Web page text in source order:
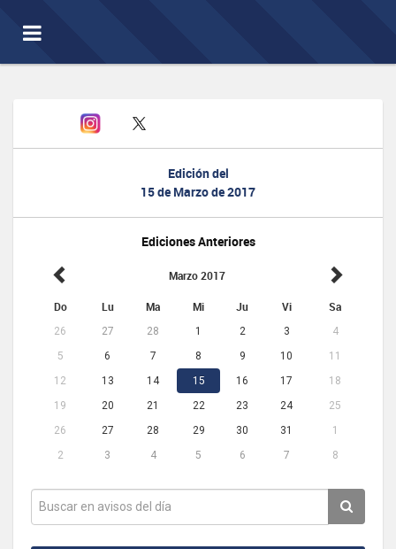
Toggle
navigation
Edición del
15 de Marzo de 2017
Ediciones Anteriores
Marzo 2017
Do Lu Ma Mi Ju Vi Sa
26 27 28 1 2 3
4
5
6 7 8 9 10
11
12
13 14 15 16 17
18
19
20 21 22 23 24
25
26
27 28 29 30 31
1
2
3 4 5 6 7 8